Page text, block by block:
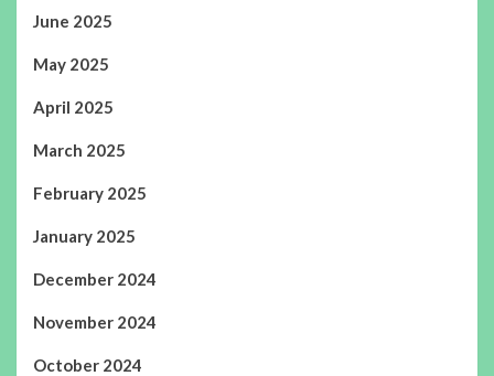
June 2025
May 2025
April 2025
March 2025
February 2025
January 2025
December 2024
November 2024
October 2024